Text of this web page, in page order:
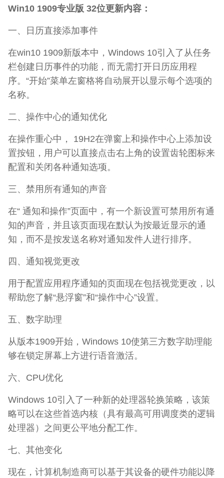
Win10 1909专业版 32位更新内容：
一、日历直接添加事件
在win10 1909新版本中，Windows 10引入了从任务
栏创建日历事件的功能，而无需打开日历应用程
序。“开始”菜单左窗格将自动展开以显示每个选项的
名称。
二、操作中心的通知优化
在操作重心中， 19H2在弹窗上和操作中心上添加设
置按钮，用户可以直接点击右上角的设置齿轮图标来
配置和关闭各种通知选项。
三、禁用所有通知的声音
在“ 通知和操作”页面中，有一个新设置可禁用所有通
知的声音，并且该页面现在默认为按最近显示的通
知，而不是按发送名称对通知发件人进行排序。
四、通知视觉更改
用于配置应用程序通知的页面现在包括视觉更改，以
帮助您了解“悬浮窗”和“操作中心”设置。
五、数字助理
从版本1909开始，Windows 10使第三方数字助理能
够在锁定屏幕上方进行语音激活。
六、CPU优化
Windows 10引入了一种新的处理器轮换策略，该策
略可以在这些首选内核（具有最高可用调度类的逻辑
处理器）之间更公平地分配工作。
七、其他变化
现在，计算机制造商可以基于其设备的硬件功能以降